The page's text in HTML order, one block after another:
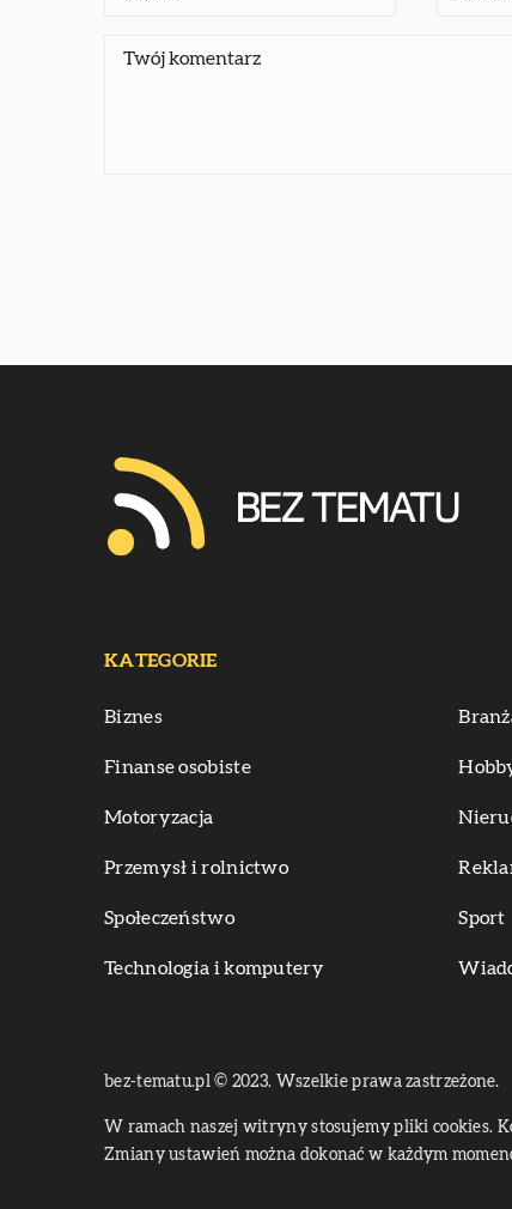
KATEGORIE
Biznes
Finanse osobiste
Motoryzacja
Przemysł i rolnictwo
Społeczeństwo Sport
Technologia i komputery
bez-tematu.pl © 2023. Wszelkie prawa zastrzeżone.
W ramach naszej witryny stosujemy pliki cookies.
Zmiany ustawień można dokonać w każdym